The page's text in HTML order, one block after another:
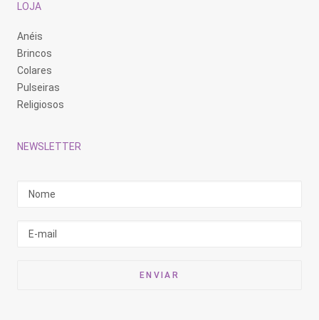
LOJA
Anéis
Brincos
Colares
Pulseiras
Religiosos
NEWSLETTER